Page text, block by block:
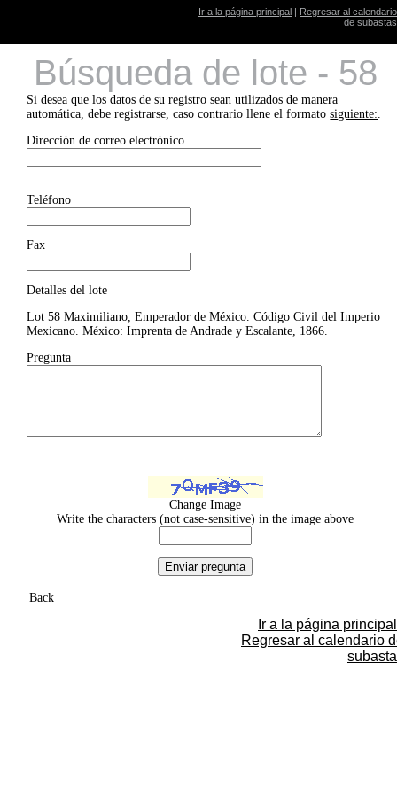
Ir a la página principal | Regresar al calendario
de subastas
Búsqueda de lote - 58
Si desea que los datos de su registro sean utilizados de manera
automática, debe registrarse, caso contrario llene el formatosiguiente:.
Dirección de correo electrónico
Teléfono
Fax
Detalles del lote
Lot 58 Maximiliano, Emperador de México. Código Civil del Imperio
Mexicano. México: Imprenta de Andrade y Escalante, 1866.
Pregunta
Change Image
Write the characters (not case-sensitive) in the image above
Back
Ir a la página principal
Regresar al calendario